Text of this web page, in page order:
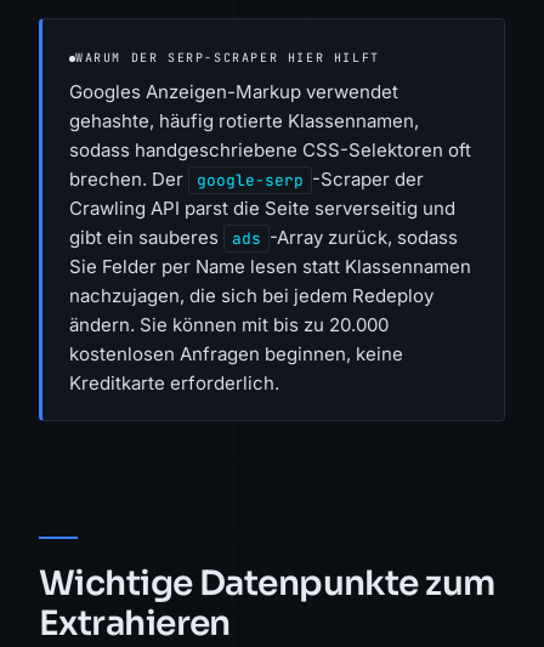
WARUM DER SERP-SCRAPER HIER HILFT
Googles Anzeigen-Markup verwendet
gehashte, häufig rotierte Klassennamen,
sodass handgeschriebene CSS-Selektoren oft
brechen. Der
google-serp -Scraper der
Crawling API parst die Seite serverseitig und
gibt ein sauberes
ads -Array zurück, sodass
Sie Felder per Name lesen statt Klassennamen
nachzujagen, die sich bei jedem Redeploy
ändern. Sie können mit bis zu 20.000
kostenlosen Anfragen beginnen, keine
Kreditkarte erforderlich.
Wichtige Datenpunkte zum
Extrahieren